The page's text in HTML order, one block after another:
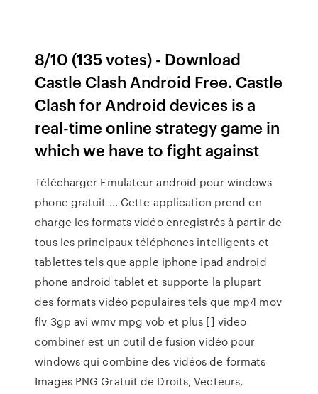
8/10 (135 votes) - Download
Castle Clash Android Free. Castle
Clash for Android devices is a
real-time online strategy game in
which we have to fight against
Télécharger Emulateur android pour windows
phone gratuit ... Cette application prend en
charge les formats vidéo enregistrés à partir de
tous les principaux téléphones intelligents et
tablettes tels que apple iphone ipad android
phone android tablet et supporte la plupart
des formats vidéo populaires tels que mp4 mov
flv 3gp avi wmv mpg vob et plus [] video
combiner est un outil de fusion vidéo pour
windows qui combine des vidéos de formats
Images PNG Gratuit de Droits, Vecteurs,